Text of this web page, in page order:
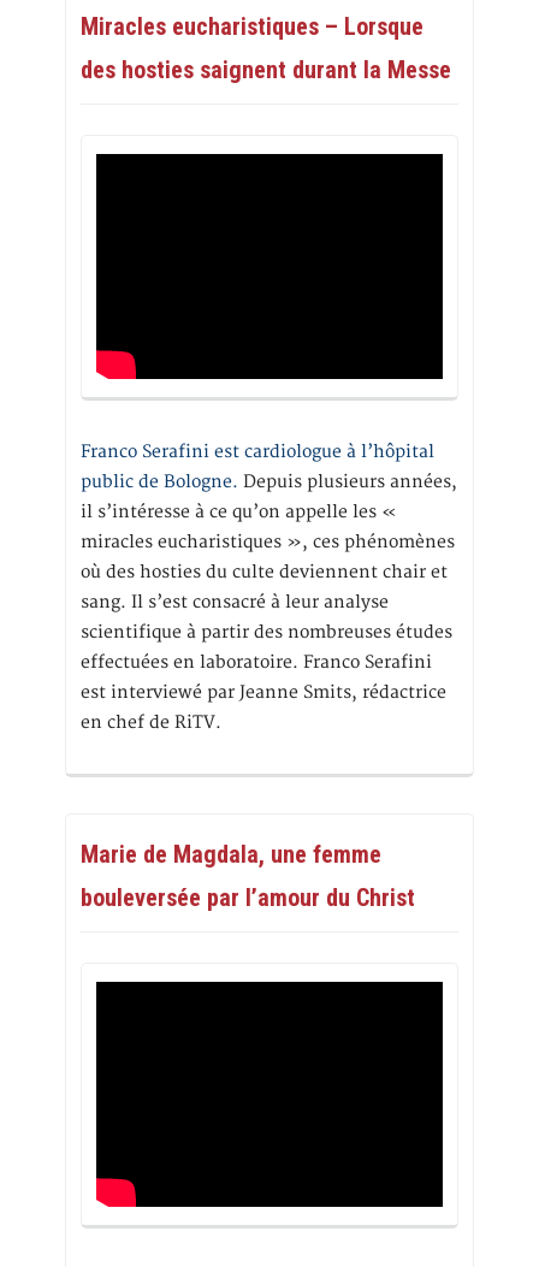
Miracles eucharistiques – Lorsque
des hosties saignent durant la Messe
Franco Serafini est cardiologue à l’hôpital
public de Bologne. Depuis plusieurs années,
il s’intéresse à ce qu’on appelle les «
miracles eucharistiques », ces phénomènes
où des hosties du culte deviennent chair et
sang. Il s’est consacré à leur analyse
scientifique à partir des nombreuses études
effectuées en laboratoire. Franco Serafini
est interviewé par Jeanne Smits, rédactrice
en chef de RiTV.
Marie de Magdala, une femme
bouleversée par l’amour du Christ